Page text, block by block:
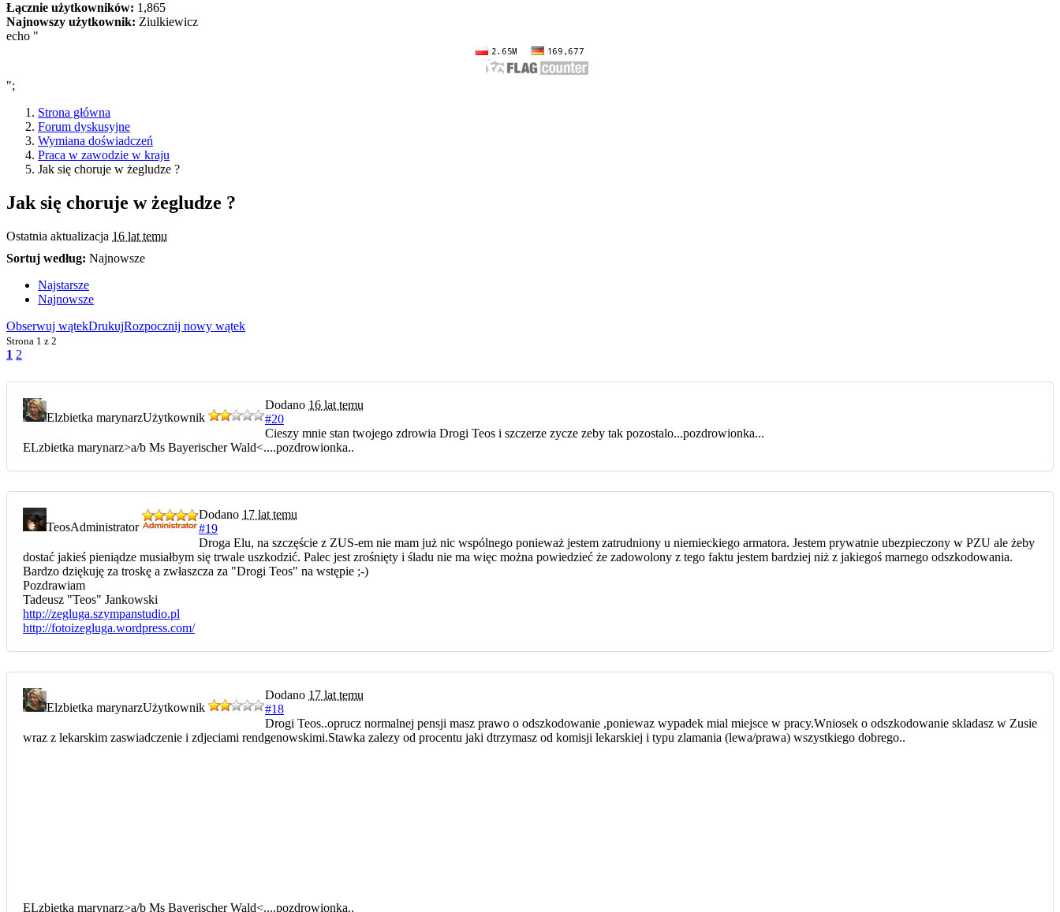
Łącznie użytkowników: 1,865
Najnowszy użytkownik: Ziulkiewicz
echo "
";
Strona główna
Forum dyskusyjne
Wymiana doświadczeń
Praca w zawodzie w kraju
Jak się choruje w żegludze ?
Jak się choruje w żegludze ?
Ostatnia aktualizacja 16 lat temu
Sortuj według: Najnowsze
Najstarsze
Najnowsze
Obserwuj wątekDrukujRozpocznij nowy wątek
Strona 1 z 2
1 2
Elzbietka marynarzUżytkownik
Dodano 16 lat temu
#20
Cieszy mnie stan twojego zdrowia Drogi Teos i szczerze zycze zeby tak pozostalo...pozdrowionka...
ELzbietka marynarz>a/b Ms Bayerischer Wald<....pozdrowionka..
TeosAdministrator
Dodano 17 lat temu
#19
Droga Elu, na szczęście z ZUS-em nie mam już nic wspólnego ponieważ jestem zatrudniony u niemieckiego armatora. Jestem prywatnie ubezpieczony w PZU ale żeby
dostać jakieś pieniądze musiałbym się trwale uszkodzić. Palec jest zrośnięty i śladu nie ma więc można powiedzieć że zadowolony z tego faktu jestem bardziej niż z jakiegoś marnego odszkodowania.
Bardzo dziękuję za troskę a zwłaszcza za "Drogi Teos" na wstępie ;-)
Pozdrawiam
Tadeusz "Teos" Jankowski
http://zegluga.szympanstudio.pl
http://fotoizegluga.wordpress.com/
Elzbietka marynarzUżytkownik
Dodano 17 lat temu
#18
Drogi Teos..oprucz normalnej pensji masz prawo o odszkodowanie ,poniewaz wypadek mial miejsce w pracy.Wniosek o odszkodowanie skladasz w Zusie
wraz z lekarskim zaswiadczenie i zdjeciami rendgenowskimi.Stawka zalezy od procentu jaki dtrzymasz od komisji lekarskiej i typu zlamania (lewa/prawa) wszystkiego dobrego..
ELzbietka marynarz>a/b Ms Bayerischer Wald<....pozdrowionka..